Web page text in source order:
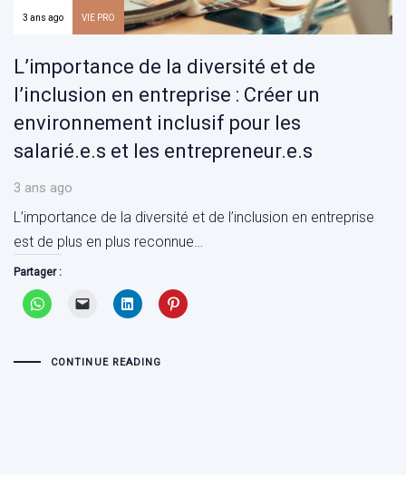
3 ans ago VIE PRO
L’importance de la diversité et de
l’inclusion en entreprise : Créer un
environnement inclusif pour les
salarié.e.s et les entrepreneur.e.s
3 ans ago
L’importance de la diversité et de l’inclusion en entreprise
est de plus en plus reconnue…
Partager :
CONTINUE READING